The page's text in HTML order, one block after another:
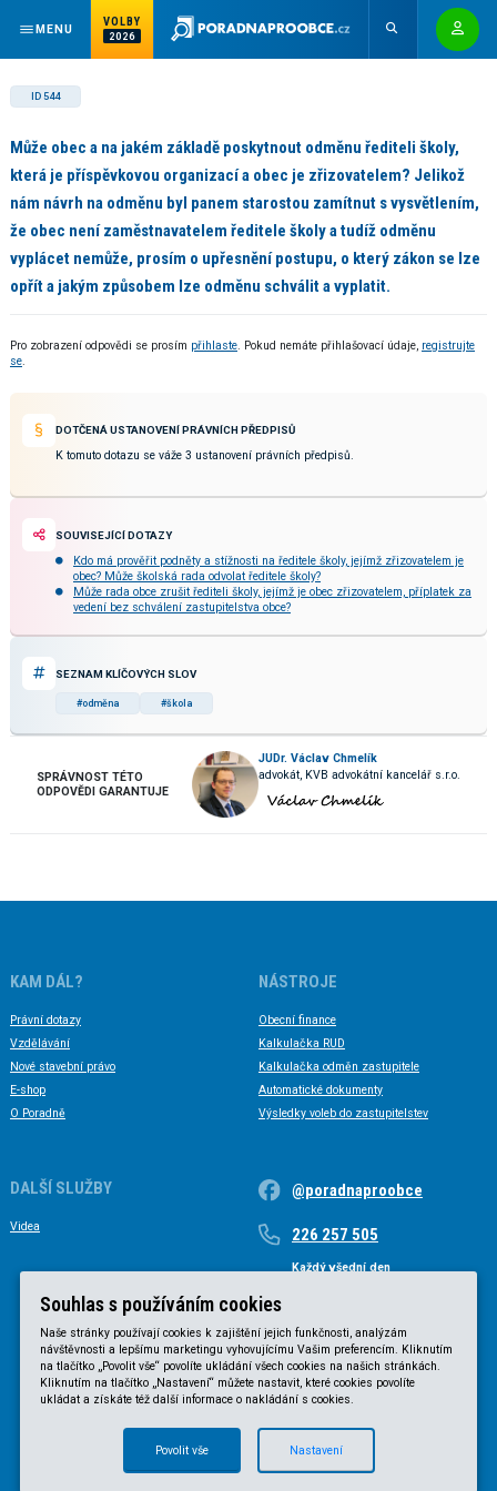
MENU
VOLBY
2026
ID 544
Může obec a na jakém základě poskytnout odměnu řediteli školy,
která je příspěvkovou organizací a obec je zřizovatelem? Jelikož
nám návrh na odměnu byl panem starostou zamítnut s vysvětlením,
že obec není zaměstnavatelem ředitele školy a tudíž odměnu
vyplácet nemůže, prosím o upřesnění postupu, o který zákon se lze
opřít a jakým způsobem lze odměnu schválit a vyplatit.
Pro zobrazení odpovědi se prosím přihlaste. Pokud nemáte přihlašovací údaje, registrujte
se.
DOTČENÁ USTANOVENÍ PRÁVNÍCH PŘEDPISŮ
K tomuto dotazu se váže 3 ustanovení právních předpisů.
SOUVISEJÍCÍ DOTAZY
Kdo má prověřit podněty a stížnosti na ředitele školy, jejímž zřizovatelem je
obec? Může školská rada odvolat ředitele školy?
Může rada obce zrušit řediteli školy, jejímž je obec zřizovatelem, příplatek za
vedení bez schválení zastupitelstva obce?
SEZNAM KLÍČOVÝCH SLOV
#odměna #škola
SPRÁVNOST TÉTO
ODPOVĚDI GARANTUJE
JUDr. Václav Chmelík
advokát, KVB advokátní kancelář s.r.o.
KAM DÁL?
Právní dotazy
Vzdělávání
Nové stavební právo
E-shop
O Poradně
NÁSTROJE
Obecní finance
Kalkulačka RUD
Kalkulačka odměn zastupitele
Automatické dokumenty
Výsledky voleb do zastupitelstev
DALŠÍ SLUŽBY
Videa
@poradnaproobce
226 257 505
Každý všední den
Souhlas s používáním cookies
Naše stránky používají cookies k zajištění jejich funkčnosti, analýzám
návštěvnosti a lepšímu marketingu vyhovujícímu Vašim preferencím. Kliknutím
na tlačítko „Povolit vše“ povolíte ukládání všech cookies na našich stránkách.
Kliknutím na tlačítko „Nastavení“ můžete nastavit, které cookies povolíte
ukládat a získáte též další informace o nakládání s cookies.
Povolit vše Nastavení